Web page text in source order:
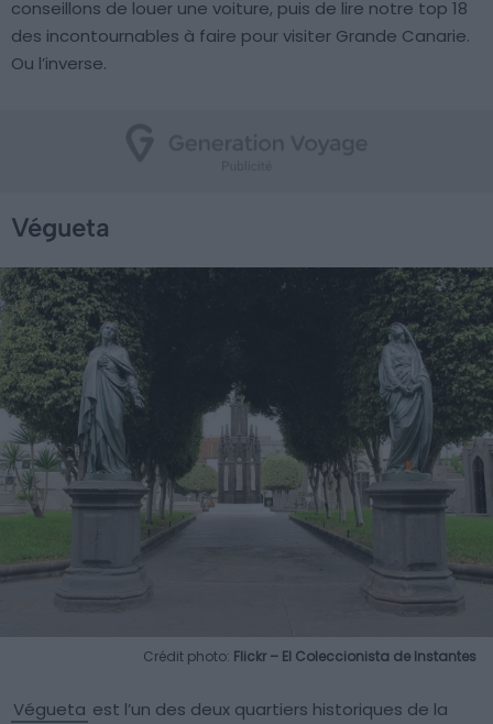
conseillons de louer une voiture, puis de lire notre top 18
des incontournables à faire pour visiter Grande Canarie.
Ou l’inverse.
Végueta
Crédit photo: Flickr – El Coleccionista de Instantes
Végueta est l’un des deux quartiers historiques de la